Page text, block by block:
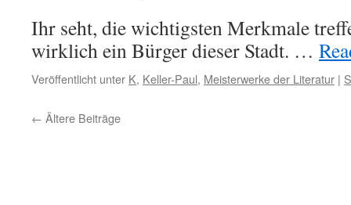
Ihr seht, die wichtigsten Merkmale
wirklich ein Bürger dieser Stadt. …
Veröffentlicht unter K, Keller-Paul, Meisterwerke der Literatur |
← Ältere Beiträge